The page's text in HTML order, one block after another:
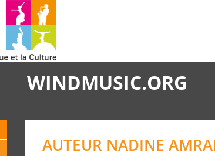
WINDMUSIC.ORG
AUTEUR NADINE